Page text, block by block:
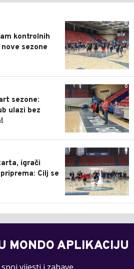
0
kontrolnih
sezone
0
sezone:
ulazi bez
0
igrači
Cilj se
MONDO APLIKACIJU